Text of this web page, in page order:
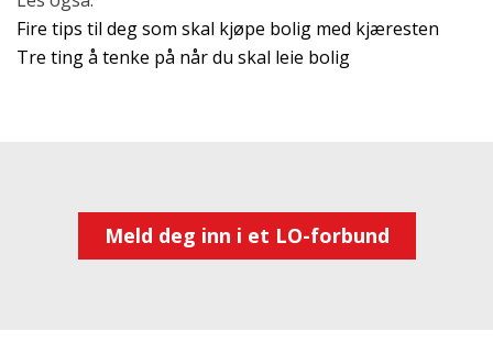
Fire tips til deg som skal kjøpe bolig med kjæresten
Tre ting å tenke på når du skal leie bolig
Meld deg inn i et LO-forbund